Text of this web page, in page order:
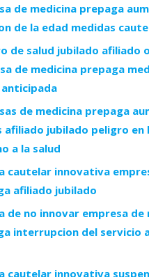
de medicina prepaga
de la edad medidas
de salud jubilado afiliado
de medicina prepaga
de medicina prepaga
afiliado jubilado peligro en
a la salud
cautelar innovativa
afiliado jubilado
de no innovar empresa de
interrupcion del servicio
cautelar innovativa